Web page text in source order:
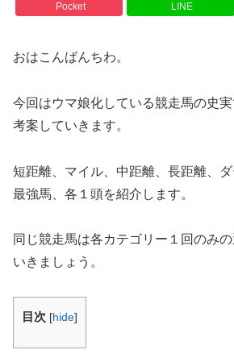
Pocket LINE
おはこんばんちわ。
今回はウマ娘化している競走馬の史
考案していきます。
短距離、マイル、中距離、長距離、
最強馬、各１頭を紹介します。
同じ競走馬は各カテゴリー１回のみ
いきましょう。
目次 [hide]